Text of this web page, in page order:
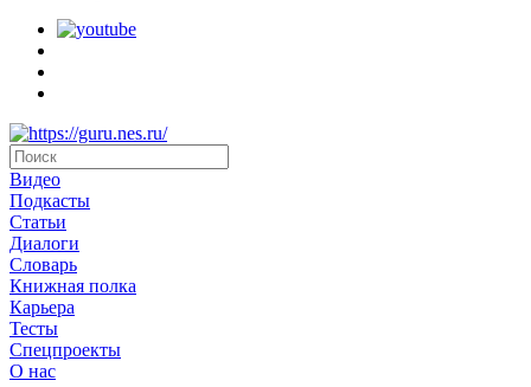
Видео
Подкасты
Статьи
Диалоги
Словарь
Книжная полка
Карьера
Тесты
Спецпроекты
О наc